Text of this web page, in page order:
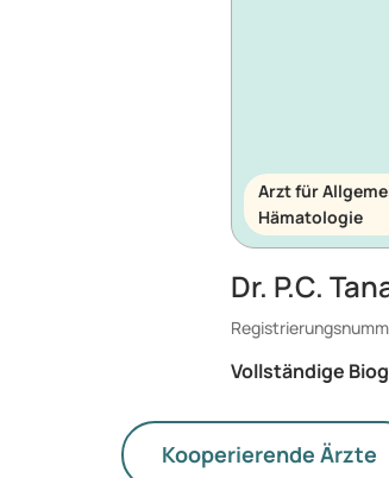
Arzt für
Hämatologie
Dr. P.C.
Vollständige
Kooperierende Ärzte